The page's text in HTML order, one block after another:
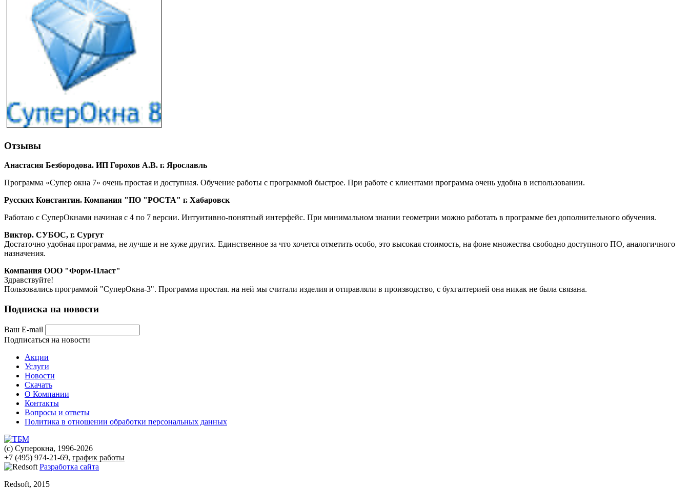
Отзывы
Анастасия Безбородова. ИП Горохов А.В. г. Ярославль
Программа «Супер окна 7» очень простая и доступная. Обучение работы с программой быстрое. При работе с клиентами программа очень удобна в использовании.
Русских Константин. Компания "ПО "РОСТА" г. Хабаровск
Работаю с СуперОкнами начиная с 4 по 7 версии. Интуитивно-понятный интерфейс. При минимальном знании геометрии можно работать в программе без дополнительного обучения.
Виктор. СУБОС, г. Сургут
Достаточно удобная программа, не лучше и не хуже других. Единственное за что хочется отметить особо, это высокая стоимость, на фоне множества свободно доступного ПО, аналогичного
назначения.
Компания ООО "Форм-Пласт"
Здравствуйте!
Пользовались программой "СуперОкна-3". Программа простая. на ней мы считали изделия и отправляли в производство, с бухгалтерией она никак не была связана.
Подписка на новости
Ваш E-mail
Подписаться на новости
Акции
Услуги
Новости
Скачать
О Компании
Контакты
Вопросы и ответы
Политика в отношении обработки персональных данных
(с) Суперокна, 1996-2026
+7 (495) 974-21-69, график работы
Разработка сайта
Redsoft, 2015